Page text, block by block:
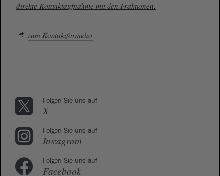
direkte Kontaktaufnahme mit den Fraktionen.
zum Kontaktformular
Folgen Sie uns auf
X
Folgen Sie uns auf
Instagram
Folgen Sie uns auf
Facebook